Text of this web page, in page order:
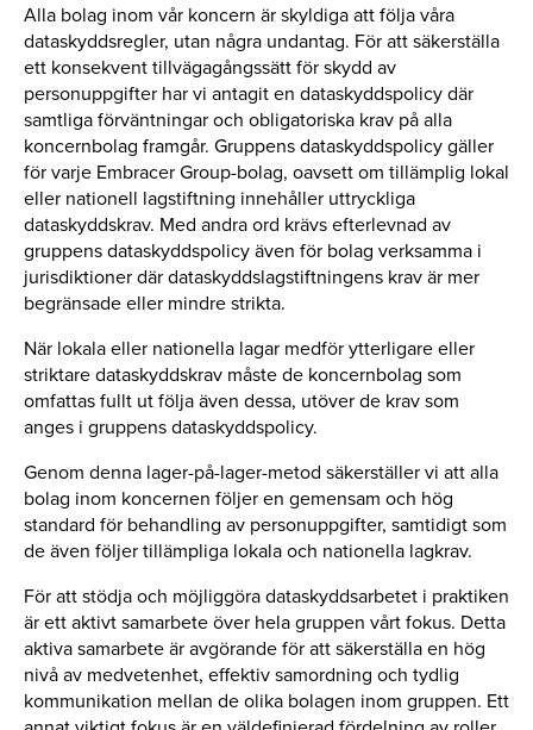
Alla bolag inom vår koncern är skyldiga att följa våra
dataskyddsregler, utan några undantag. För att säkerställa
ett konsekvent tillvägagångssätt för skydd av
personuppgifter har vi antagit en dataskyddspolicy där
samtliga förväntningar och obligatoriska krav på alla
koncernbolag framgår. Gruppens dataskyddspolicy gäller
för varje Embracer Group-bolag, oavsett om tillämplig lokal
eller nationell lagstiftning innehåller uttryckliga
dataskyddskrav. Med andra ord krävs efterlevnad av
gruppens dataskyddspolicy även för bolag verksamma i
jurisdiktioner där dataskyddslagstiftningens krav är mer
begränsade eller mindre strikta.
När lokala eller nationella lagar medför ytterligare eller
striktare dataskyddskrav måste de koncernbolag som
omfattas fullt ut följa även dessa, utöver de krav som
anges i gruppens dataskyddspolicy.
Genom denna lager-på-lager-metod säkerställer vi att alla
bolag inom koncernen följer en gemensam och hög
standard för behandling av personuppgifter, samtidigt som
de även följer tillämpliga lokala och nationella lagkrav.
För att stödja och möjliggöra dataskyddsarbetet i praktiken
är ett aktivt samarbete över hela gruppen vårt fokus. Detta
aktiva samarbete är avgörande för att säkerställa en hög
nivå av medvetenhet, effektiv samordning och tydlig
kommunikation mellan de olika bolagen inom gruppen. Ett